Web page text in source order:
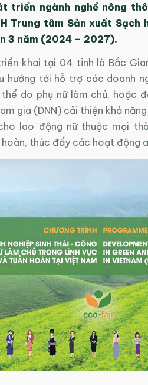
triển ngành nghề nông
Trung tâm Sản xuất Sạch
3 năm (2024 – 2027).
khai tại 04 tỉnh là Bắc
hướng tới hỗ trợ các doanh
do phụ nữ làm chủ, hoặc
gia (DNN) cải thiện khả
lao động nữ thuộc mọi
thúc đẩy các hoạt động